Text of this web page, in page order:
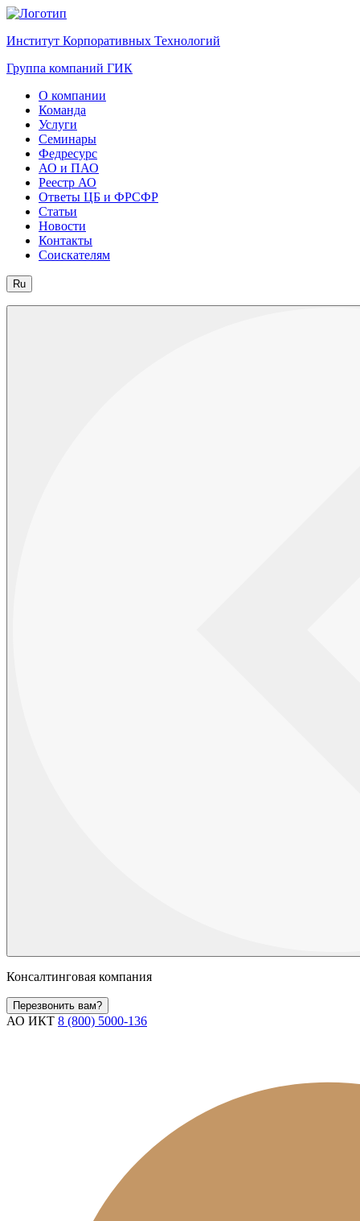
Институт Корпоративных Технологий
Группа компаний ГИК
О компании
Команда
Услуги
Семинары
Федресурс
АО и ПАО
Реестр АО
Ответы ЦБ и ФРСФР
Статьи
Новости
Контакты
Соискателям
Ru
Консалтинговая компания
Перезвонить вам?
АО ИКТ 8 (800) 5000-136